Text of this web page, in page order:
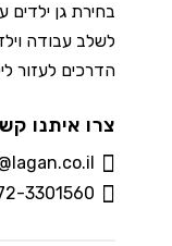
בחירת גן ילדים
לשלב עבודה
הדרכים לעזור
צרו איתנו
3301560